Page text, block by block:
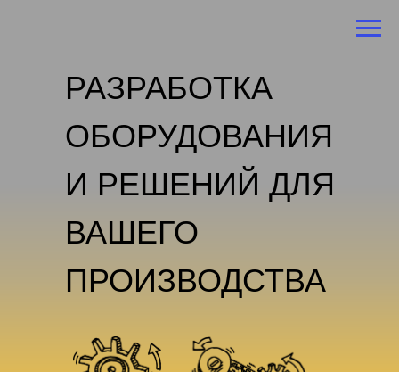
РАЗРАБОТКА
ОБОРУДОВАНИЯ
И РЕШЕНИЙ ДЛЯ
ВАШЕГО
ПРОИЗВОДСТВА